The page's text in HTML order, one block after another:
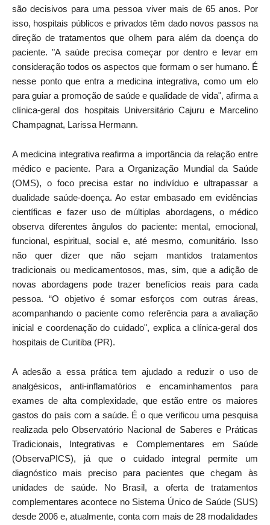
são decisivos para uma pessoa viver mais de 65 anos. Por
isso, hospitais públicos e privados têm dado novos passos na
direção de tratamentos que olhem para além da doença do
paciente. "A saúde precisa começar por dentro e levar em
consideração todos os aspectos que formam o ser humano. É
nesse ponto que entra a medicina integrativa, como um elo
para guiar a promoção de saúde e qualidade de vida", afirma a
clínica-geral dos hospitais Universitário Cajuru e Marcelino
Champagnat, Larissa Hermann.
A medicina integrativa reafirma a importância da relação entre
médico e paciente. Para a Organização Mundial da Saúde
(OMS), o foco precisa estar no indivíduo e ultrapassar a
dualidade saúde-doença. Ao estar embasado em evidências
científicas e fazer uso de múltiplas abordagens, o médico
observa diferentes ângulos do paciente: mental, emocional,
funcional, espiritual, social e, até mesmo, comunitário. Isso
não quer dizer que não sejam mantidos tratamentos
tradicionais ou medicamentosos, mas, sim, que a adição de
novas abordagens pode trazer benefícios reais para cada
pessoa. “O objetivo é somar esforços com outras áreas,
acompanhando o paciente como referência para a avaliação
inicial e coordenação do cuidado", explica a clínica-geral dos
hospitais de Curitiba (PR).
A adesão a essa prática tem ajudado a reduzir o uso de
analgésicos, anti-inflamatórios e encaminhamentos para
exames de alta complexidade, que estão entre os maiores
gastos do país com a saúde. É o que verificou uma pesquisa
realizada pelo Observatório Nacional de Saberes e Práticas
Tradicionais, Integrativas e Complementares em Saúde
(ObservaPICS), já que o cuidado integral permite um
diagnóstico mais preciso para pacientes que chegam às
unidades de saúde. No Brasil, a oferta de tratamentos
complementares acontece no Sistema Único de Saúde (SUS)
desde 2006 e, atualmente, conta com mais de 28 modalidades